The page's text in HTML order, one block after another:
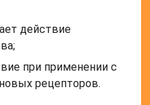
действие
при применении с
рецепторов.